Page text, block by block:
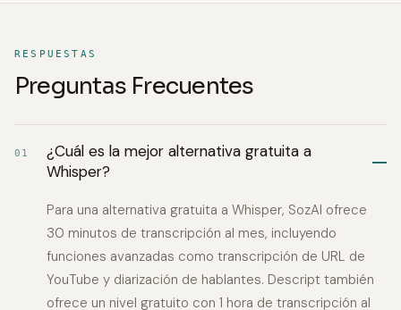
RESPUESTAS
Preguntas Frecuentes
01
¿Cuál es la mejor alternativa gratuita a
Whisper?
Para una alternativa gratuita a Whisper, SozAI ofrece
30 minutos de transcripción al mes, incluyendo
funciones avanzadas como transcripción de URL de
YouTube y diarización de hablantes. Descript también
ofrece un nivel gratuito con 1 hora de transcripción al